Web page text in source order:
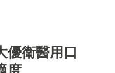
優衛醫用口